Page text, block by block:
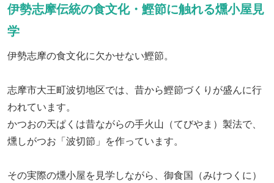
伊勢志摩伝統の食文化・鰹節に触れる燻小屋見
学
伊勢志摩の食文化に欠かせない鰹節。
志摩市大王町波切地区では、昔から鰹節づくりが盛んに行
われています。
かつおの天ぱくは昔ながらの手火山（てびやま）製法で、
燻しがつお「波切節」を作っています。
その実際の燻小屋を見学しながら、御食国（みけつくに）